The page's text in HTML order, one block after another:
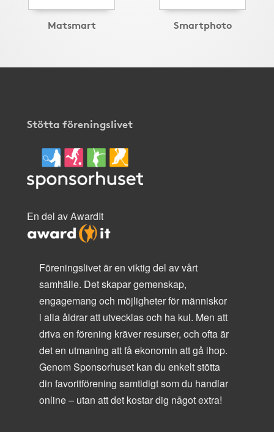
Matsmart Smartphoto
Stötta föreningslivet
En del av AwardIt
Föreningslivet är en viktig del av vårt
samhälle. Det skapar gemenskap,
engagemang och möjligheter för människor
i alla åldrar att utvecklas och ha kul. Men att
driva en förening kräver resurser, och ofta är
det en utmaning att få ekonomin att gå ihop.
Genom Sponsorhuset kan du enkelt stötta
din favoritförening samtidigt som du handlar
online – utan att det kostar dig något extra!